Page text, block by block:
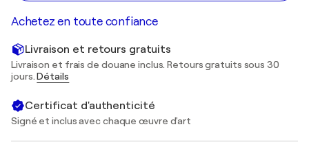
Achetez en toute confiance
Livraison et retours gratuits
Livraison et frais de douane inclus. Retours gratuits sous 30
jours.Détails
Certificat d'authenticité
Signé et inclus avec chaque œuvre d'art